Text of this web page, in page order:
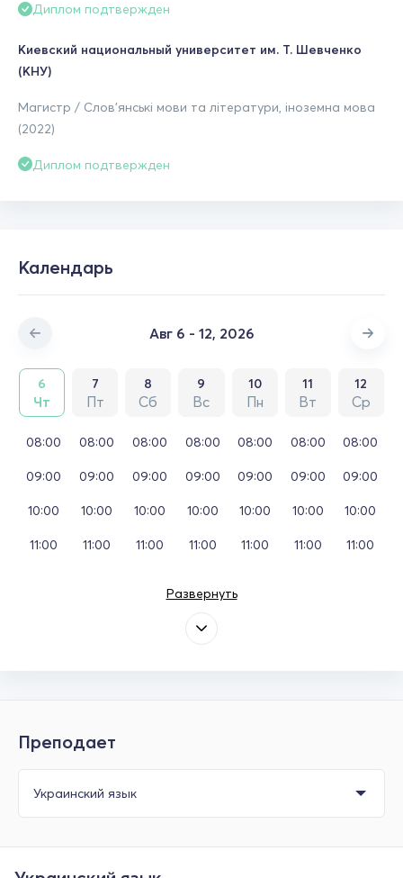
Диплом подтвержден
Киевский национальный университет им. Т. Шевченко
(КНУ)
Магистр / Слов'янські мови та літератури, іноземна мова
(2022)
Диплом подтвержден
Календарь
Авг 6 - 12, 2026
6
Чт
7
Пт
8
Сб
9
Вс
10
Пн
11
Вт
12
Ср
08:00
09:00
10:00
11:00
08:00
09:00
10:00
11:00
08:00
09:00
10:00
11:00
08:00
09:00
10:00
11:00
08:00
09:00
10:00
11:00
08:00
09:00
10:00
11:00
08:00
09:00
10:00
11:00
Развернуть
Преподает